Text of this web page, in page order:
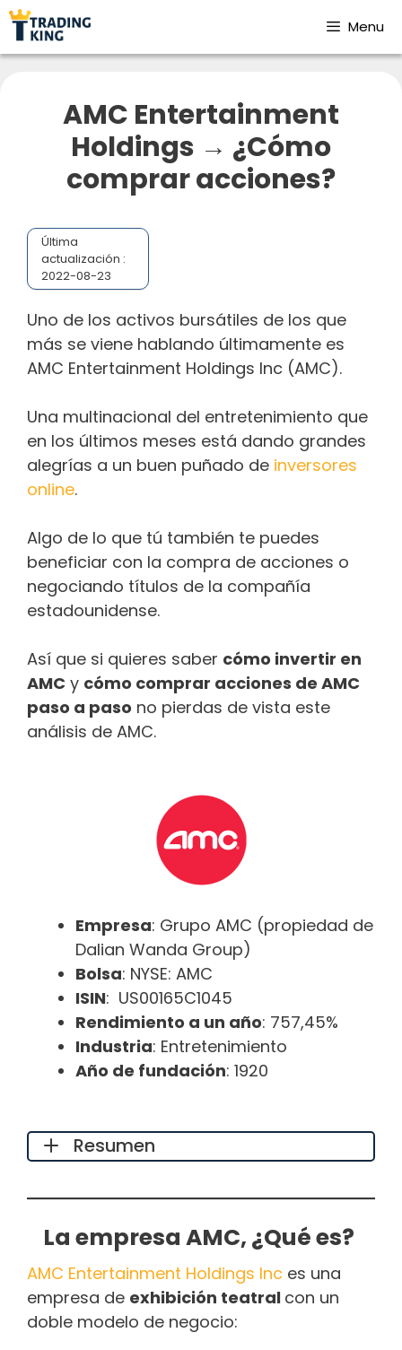
Menu
AMC Entertainment
Holdings → ¿Cómo
comprar acciones?
Última
actualización :
2022-08-23
Uno de los activos bursátiles de los que
más se viene hablando últimamente es
AMC Entertainment Holdings Inc (AMC).
Una multinacional del entretenimiento que
en los últimos meses está dando grandes
alegrías a un buen puñado de inversores
online.
Algo de lo que tú también te puedes
beneficiar con la compra de acciones o
negociando títulos de la compañía
estadounidense.
Así que si quieres saber cómo invertir en
AMC y cómo comprar acciones de AMC
paso a paso no pierdas de vista este
análisis de AMC.
Empresa: Grupo AMC (propiedad de
Dalian Wanda Group)
Bolsa: NYSE: AMC
ISIN: US00165C1045
Rendimiento a un año: 757,45%
Industria: Entretenimiento
Año de fundación: 1920
Resumen
La empresa AMC, ¿Qué es?
AMC Entertainment Holdings Inc es una
empresa de exhibición teatral con un
doble modelo de negocio: